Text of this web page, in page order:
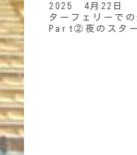
2025 4月22日
ターフェリーで
Part②夜のスタ